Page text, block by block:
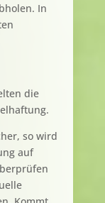
In
die
so wird
auf